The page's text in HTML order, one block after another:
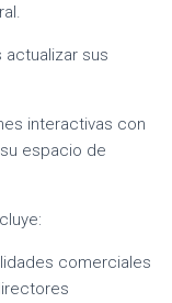
actualizar sus
interactivas con
espacio de
comerciales